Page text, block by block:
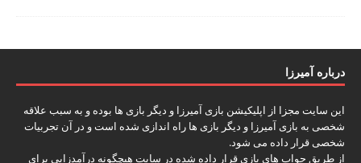
درباره آمیرزا
این سایت مجزا از اپلیکیشن بازی آمیرزا و دیگر بازی ها بوده و به سبب علاقه
شخصی به بازی آمیرزا و دیگر بازی ها راه اندازی شده است و در آن تجربیات
شخصی قرار داده می شود.
از طریق جواب های بازی قرار داده شده در سایت هیچگونه درآمدزایی برای